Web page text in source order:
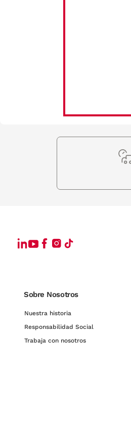
Sobre Nosotros
Nuestra historia
Responsabilidad Social
Trabaja con nosotros